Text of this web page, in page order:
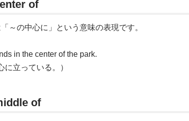
of
～の中心に」という意味の表現です。
in the center of the park.
に立っている。）
of